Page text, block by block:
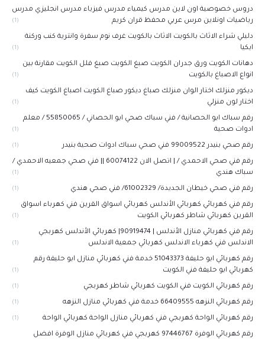
دروس خصوصية اون لاين مدرس كيمياء مدرس فيزياء مدرس انجليزي مدرس
رياضيات اونلاين مرس عربي محفظ قران كريم
(1)
دليلي شراء الاثاث بالكويت الاثاث بالكويت غرف نوم سفرة وانترية كنب وركنة
ايكيا
(1)
دهانات الكويت ورق جدران الكويت صبغ الكويت صبغ فلل الكويت مقارنة بين
انواع الاصباغ بالكويت
(1)
ديكور منزلك اختار الوان منزلك صباغ ديكور صباغ الكويت اصباغ الكويت كيف
اختار لون منزلي
(1)
رقم سباك ابو الحصانية / فني سباك صحي ابو الحصاني / 55850065 / معلم
ادوات صحية
(1)
رقم صحي بنيدر 99009522 فني صحي سباك ادوات صحية بنيدر (1)
رقم فني صحي الاحمدي / | اتصل الان 60074122 || فني صحي جمعيه الاحمدي /
سباك هندي
(1)
رقم فني صحي خيطان الجديدة/ 61002329/ فني صحي هندي (1)
رقم فني كهربائي كهربائي الأندلس كهربائي اسواق القرين فني كهرباء اسواق
القرين كهربائي شاطر كهربائي الكويت
(1)
رقم فني كهربائي منازل الأندلس | 90919474| كهربائي الأندلس كهربجي
الاندلس فني كهرباء الاندلس كهربائي جمعية الاندلس
(1)
رقم كهربائي ابو حليفة 51043373 خدمة فني كهربائي منازل ابو حليفة رقم
كهربائي ابو حليفة فني الكويت
(1)
رقم كهربائي الكويت فني الكويت كهربائي شاطر كهربجي (1)
رقم كهربائي النزهه 66409555 خدمة فني كهربائي منازل النزهه (1)
رقم كهربائي الواحة كهربجي فني كهربائي منازل الواحة كهربائي الواحة (1)
رقم كهربائي الوفرة 97446767‬ كهربجي فني كهربائي منازل الوفرة افضل